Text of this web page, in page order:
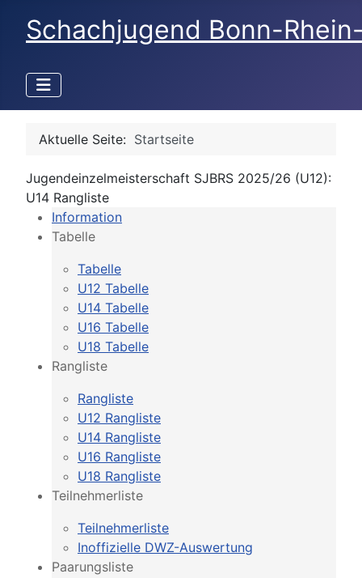
Schachjugend Bonn-
Aktuelle Seite: Startseite
Jugendeinzelmeisterschaft SJBRS 2025/26 (U12):
U14 Rangliste
Information
Tabelle
Tabelle
U12 Tabelle
U14 Tabelle
U16 Tabelle
U18 Tabelle
Rangliste
Rangliste
U12 Rangliste
U14 Rangliste
U16 Rangliste
U18 Rangliste
Teilnehmerliste
Teilnehmerliste
Inoffizielle DWZ-Auswertung
Paarungsliste